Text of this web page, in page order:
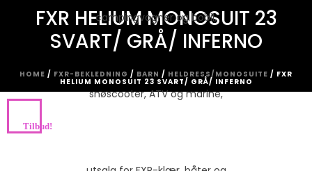
FXR HELIUM MONOSUIT 23
SVART/ GRÅ/ INFERNO
HOME / FXR-BEKLEDNING / BARN / HELDRESS/MONOSUITE / FXR
HELIUM MONOSUIT 23 SVART/ GRÅ/ INFERNO
Tilbud!